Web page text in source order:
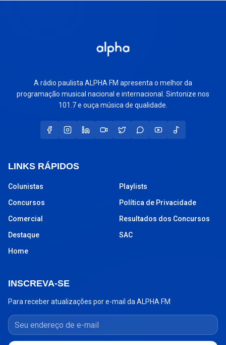
A rádio paulista ALPHA FM apresenta o melhor da
programação musical nacional e internacional. Sintonize nos
101.7 e ouça música de qualidade.
LINKS RÁPIDOS
Colunistas
Concursos
Comercial
Destaque
Home
Playlists
Política de Privacidade
Resultados dos Concursos
SAC
INSCREVA-SE
Para receber atualizações por e-mail da ALPHA FM
Seu endereço de e-mail